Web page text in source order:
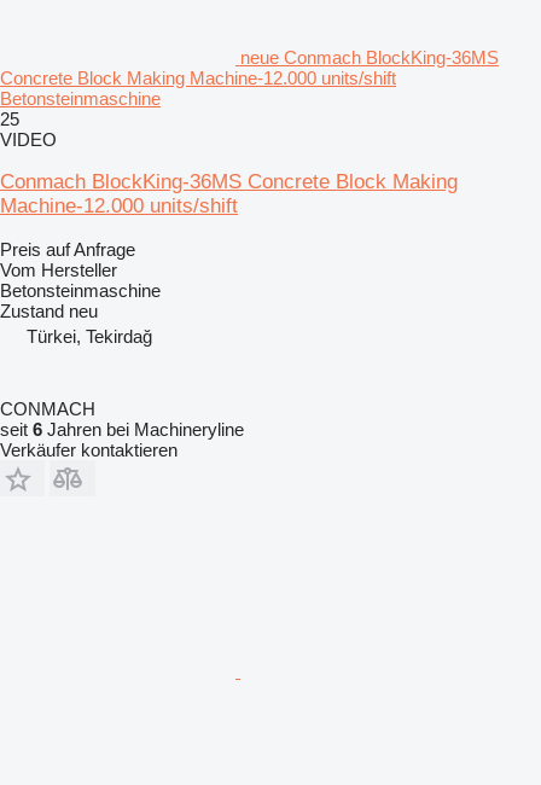
neue Conmach BlockKing-36MS
Concrete Block Making Machine-12.000 units/shift
Betonsteinmaschine
25
VIDEO
Conmach BlockKing-36MS Concrete Block Making
Machine-12.000 units/shift
Preis auf Anfrage
Vom Hersteller
Betonsteinmaschine
Zustand neu
Türkei, Tekirdağ
CONMACH
seit 6 Jahren bei Machineryline
Verkäufer kontaktieren